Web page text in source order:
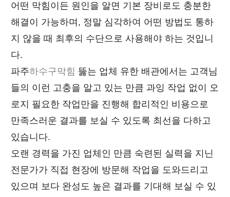
어떤 막힘이든 원인을 알면 기본 장비로도 충분한
해결이 가능하며, 정말 심각하여 어떤 방법도 통하
지 않을 때 최후의 수단으로 사용해야 하는 것입니
다.
파주하수구막힘 뚫는 업체 유한 배관에서는 고객님
들의 이런 고충을 알고 있는 만큼 과잉 작업 없이 오
로지 필요한 작업만을 진행해 합리적인 비용으로
만족스러운 결과를 보실 수 있도록 최선을 다하고
있습니다.
오랜 경력을 가진 업체인 만큼 숙련된 실력을 지닌
전문가가 직접 현장에 방문해 작업을 도와드리고
있으며 보다 완성도 높은 결과를 기대해 보실 수 있